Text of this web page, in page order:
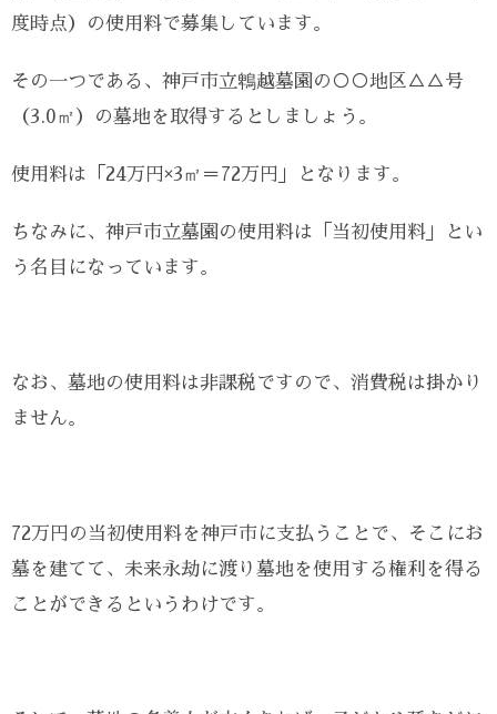
度時点）の使用料で募集しています。
その一つである、神戸市立鵯越墓園の○○地区△△号
（3.0㎡）の墓地を取得するとしましょう。
使用料は「24万円×3㎡＝72万円」となります。
ちなみに、神戸市立墓園の使用料は「当初使用料」とい
う名目になっています。
なお、墓地の使用料は非課税ですので、消費税は掛かり
ません。
72万円の当初使用料を神戸市に支払うことで、そこにお
墓を建てて、未来永劫に渡り墓地を使用する権利を得る
ことができるというわけです。